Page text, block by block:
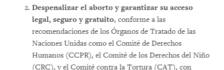
Despenalizar el aborto y garantizar su acceso
legal, seguro y gratuito, conforme a las
recomendaciones de los Órganos de Tratado de las
Naciones Unidas como el Comité de Derechos
Humanos (CCPR), el Comité de los Derechos del Niño
(CRC), y el Comité contra la Tortura (CAT), con